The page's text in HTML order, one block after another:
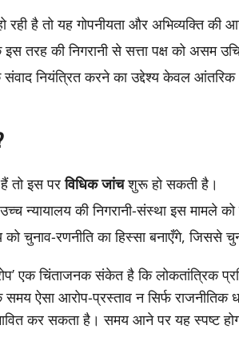
है तो यह गोपनीयता और अभिव्यक्ति की
इस तरह की निगरानी से सत्ता पक्ष को असम
संवाद नियंत्रित करने का उद्देश्य केवल
तो इस परविधिक जांचशुरू हो सकती है।
उच्च न्यायालय की निगरानी-संस्था इस मामले
चुनाव-रणनीति का हिस्सा बनाएँगे, जिससे
एक चिंताजनक संकेत है कि लोकतांत्रिक
ऐसा आरोप-प्रस्ताव न सिर्फ
कर सकता है। समय आने पर यह स्पष्ट